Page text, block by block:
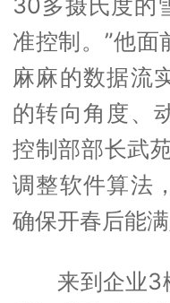
30多摄氏度的
准控制。”他
麻麻的数据流
的转向角度、
控制部部长武
调整软件算法
确保开春后能
来到企业3